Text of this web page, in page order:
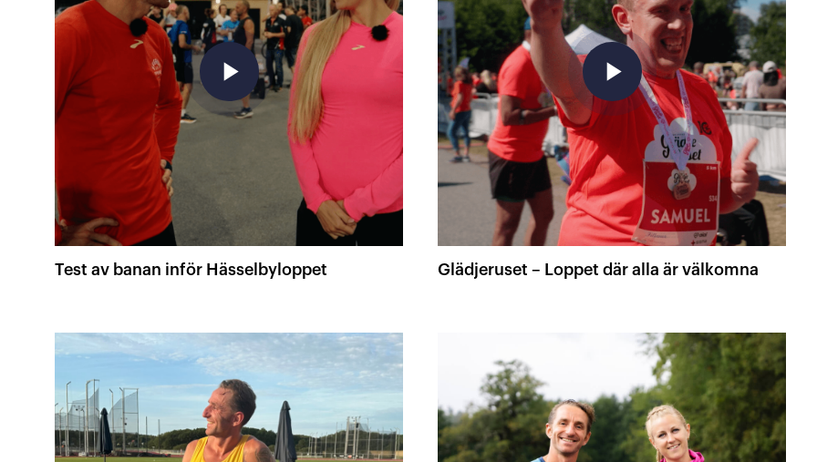
play_arrow
Test av banan inför Hässelbyloppet
play_arrow
Glädjeruset – Loppet där alla är välkomna